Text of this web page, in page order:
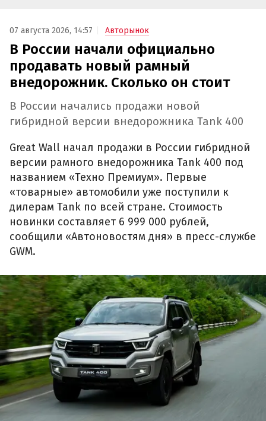
07 августа 2026, 14:57 Авторынок
В России начали официально
продавать новый рамный
внедорожник. Сколько он стоит
В России начались продажи новой
гибридной версии внедорожника Tank 400
Great Wall начал продажи в России гибридной
версии рамного внедорожника Tank 400 под
названием «Техно Премиум». Первые
«товарные» автомобили уже поступили к
дилерам Tank по всей стране. Стоимость
новинки составляет 6 999 000 рублей,
сообщили «Автоновостям дня» в пресс-службе
GWM.